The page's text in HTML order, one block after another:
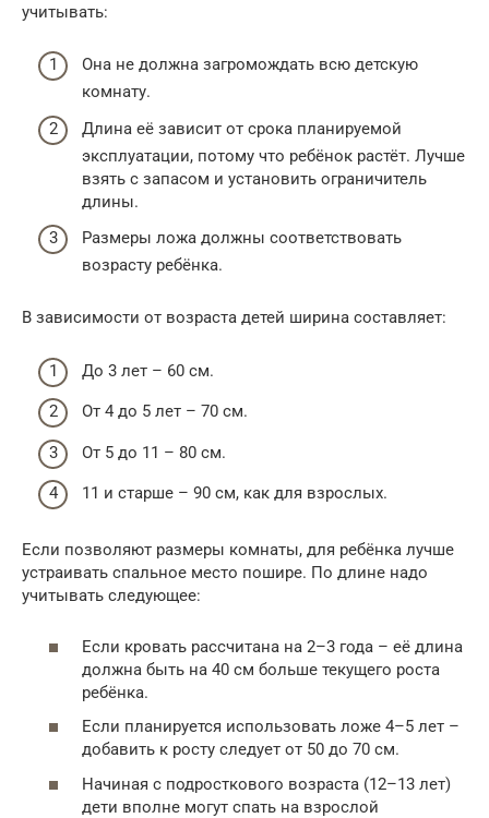
учитывать:
Она не должна загромождать всю детскую
комнату.
Длина её зависит от срока планируемой
эксплуатации, потому что ребёнок растёт. Лучше
взять с запасом и установить ограничитель
длины.
Размеры ложа должны соответствовать
возрасту ребёнка.
В зависимости от возраста детей ширина составляет:
До 3 лет – 60 см.
От 4 до 5 лет – 70 см.
От 5 до 11 – 80 см.
11 и старше – 90 см, как для взрослых.
Если позволяют размеры комнаты, для ребёнка лучше
устраивать спальное место пошире. По длине надо
учитывать следующее:
Если кровать рассчитана на 2–3 года – её длина
должна быть на 40 см больше текущего роста
ребёнка.
Если планируется использовать ложе 4–5 лет –
добавить к росту следует от 50 до 70 см.
Начиная с подросткового возраста (12–13 лет)
дети вполне могут спать на взрослой